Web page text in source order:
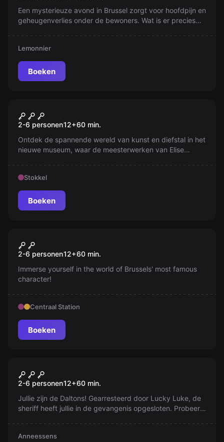
Een mysterieuze avond in Brussel zorgt voor hoofdpijn en
geheugenverlies onder de bewoners. Wat is er precies
heb je zelf misschien gemist?
Lemonnier
Boeken
Nieuw
Het Museum
2-6 personen12+60 min.
Ontdek de spannende wereld van kunst en diefstal in het
nieuwe museum, waar de meesterwerken van Elise
stelen zonder gepakt te worden? Een gevaarlijk spel
begint!
Stokkel
Boeken
Nieuw
The Room of Manneken Pis
2-6 personen12+60 min.
Immerse yourself in the world of Brussels' most famous
character!
Centraal Station
Boeken
De Ontsnapping van de
Daltons
2-6 personen12+60 min.
Jullie zijn de Daltons! Gearresteerd door Lucky Luke, de
sheriff heeft jullie in de gevangenis opgesloten. Probeer
Anneessens